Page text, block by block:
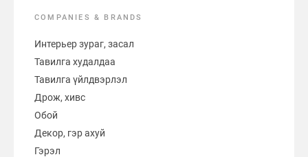
COMPANIES & BRANDS
Интерьер зураг, засал
Тавилга худалдаа
Тавилга үйлдвэрлэл
Дрож, хивс
Обой
Декор, гэр ахуй
Гэрэл